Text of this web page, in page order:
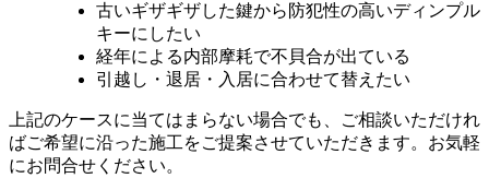
古いギザギザした鍵から防犯性の高いディンプル
キーにしたい
経年による内部摩耗で不貝合が出ている
引越し・退居・入居に合わせて替えたい
上記のケースに当てはまらない場合でも、ご相談いただけれ
ばご希望に沿った施工をご提案させていただきます。お気軽
にお問合せください。